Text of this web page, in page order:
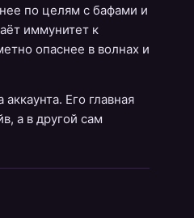
по целям с бафами и
иммунитет к
опаснее в волнах и
Его главная
а в другой сам